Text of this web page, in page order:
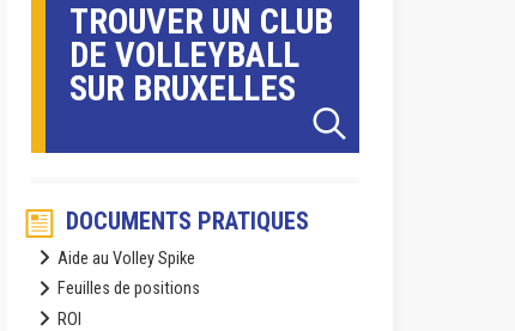
TROUVER UN CLUB
DE VOLLEYBALL
SUR BRUXELLES
DOCUMENTS PRATIQUES
Aide au Volley Spike
Feuilles de positions
ROI